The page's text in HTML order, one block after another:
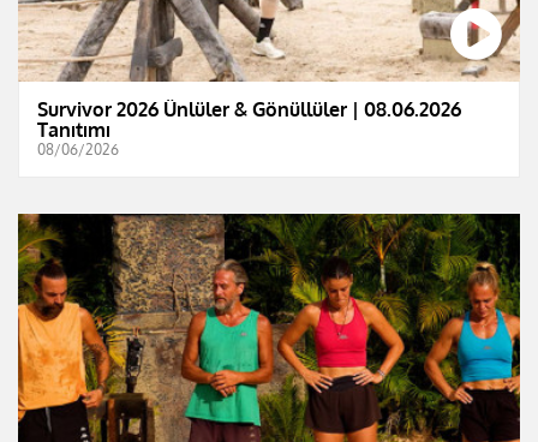
Survivor 2026 Ünlüler & Gönüllüler | 08.06.2026
Tanıtımı
08/06/2026